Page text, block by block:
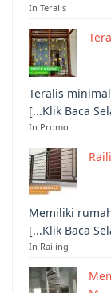
In Teralis
Teralis
[...Klik Baca
In Promo
Memiliki
[...Klik Baca
In Railing